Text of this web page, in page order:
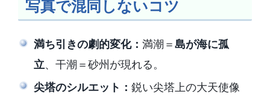
写真で混同しないコツ
満ち引きの劇的変化： 満潮＝島が海に孤
立、干潮＝砂州が現れる。
尖塔のシルエット： 鋭い尖塔上の大天使像